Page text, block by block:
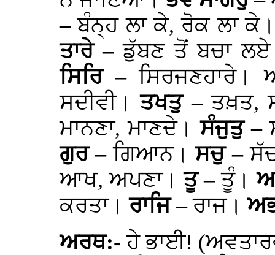
–ਬੰਨ੍ਹ ਲਾ ਕੇ, ਰੋਕ ਲਾ
ਤਾਰੇ –ਡੁੱਬਣ ਤੋਂ ਬਚਾ
ਸਿਰਿ –
ਸਦੀਵੀ।ਤਖਤੁ –ਤਖ਼ਤ,
ਮਾਨਣਾ, ਮਾਣਦੇ।ਸੰਜੁਤੁ –
ਗੁਰ –ਗਿਆਨ।ਸਚੁ –
ਆਖ, ਅਪਣਾ।ਤੂ –ਤੂੰ।
ਕਰਤਾ।ਰਾਜਿ –ਰਾਜ।
ਅਰਥ:- ਹੇ ਭਾਈ!